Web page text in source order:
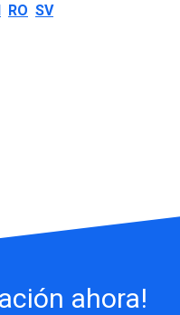
RO SV
ahora!